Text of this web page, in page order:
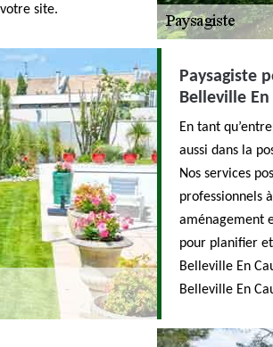
site.
Paysagiste
Belleville En
En tant
aussi dans la
Nos services
professionnels
aménagement
pour planifier
Belleville En
Belleville En